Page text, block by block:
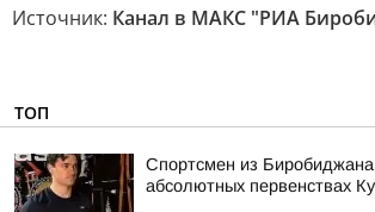
Источник: Канал в МАКС "РИА
ТОП
Спортсмен из
абсолютных первенствах